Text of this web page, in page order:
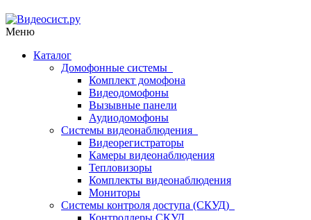
Меню
Каталог
Домофонные системы
Комплект домофона
Видеодомофоны
Вызывные панели
Аудиодомофоны
Системы видеонаблюдения
Видеорегистраторы
Камеры видеонаблюдения
Тепловизоры
Комплекты видеонаблюдения
Мониторы
Системы контроля доступа (СКУД)
Контроллеры СКУД